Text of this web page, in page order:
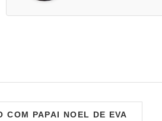
COM PAPAI NOEL DE EVA